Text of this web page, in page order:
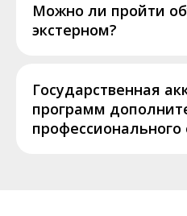
Можно ли пройти
экстерном?
Государственная
программ
профессионального